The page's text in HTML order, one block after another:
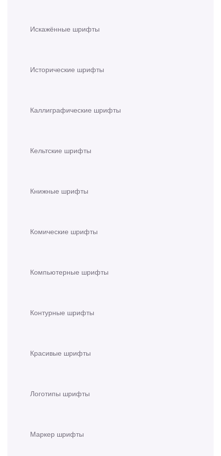
Искажённые шрифты
Исторические шрифты
Каллиграфические шрифты
Кельтские шрифты
Книжные шрифты
Комические шрифты
Компьютерные шрифты
Контурные шрифты
Красивые шрифты
Логотипы шрифты
Маркер шрифты